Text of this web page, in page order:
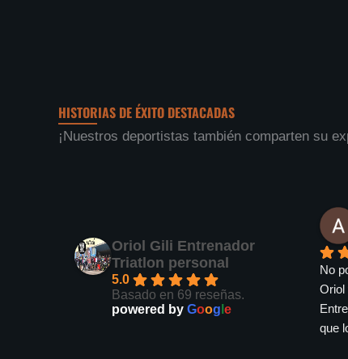
HISTORIAS DE ÉXITO DESTACADAS
¡Nuestros deportistas también comparten su
Oriol Gili Entrenador
Triatlon personal
5.0
Basado en 69 reseñas.
powered by Goog e
He estado siete años entrenando con
Oriol. Sólo tengo buenas palabras y
agradecimiento por el trabajo realizado